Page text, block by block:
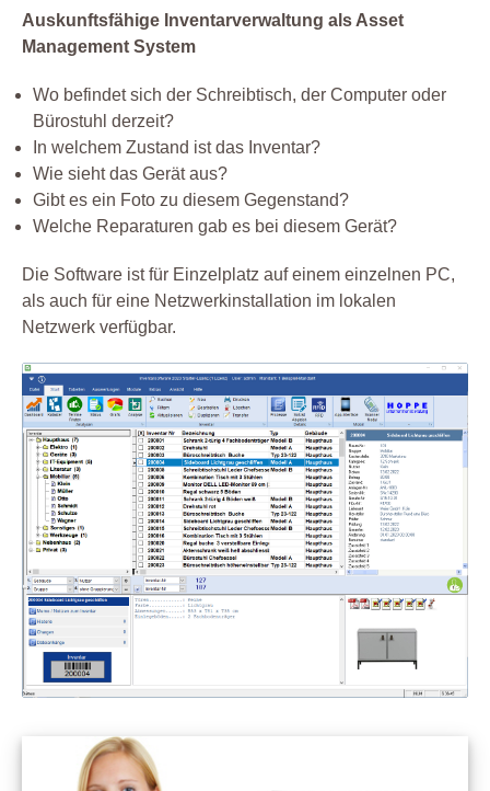
Auskunftsfähige Inventarverwaltung als Asset
Management System
Wo befindet sich der Schreibtisch, der Computer oder
Bürostuhl derzeit?
In welchem Zustand ist das Inventar?
Wie sieht das Gerät aus?
Gibt es ein Foto zu diesem Gegenstand?
Welche Reparaturen gab es bei diesem Gerät?
Die Software ist für Einzelplatz auf einem einzelnen PC,
als auch für eine Netzwerkinstallation im lokalen
Netzwerk verfügbar.